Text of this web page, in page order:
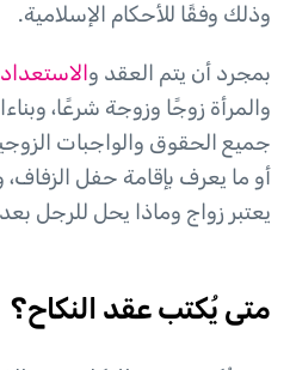
وذلك وفقًا للأحكام الإسلامية.
بمجرد أن يتم العقد و
والمرأة زوجًا وزوجة شرعًا،
جميع الحقوق والواجبات
أو ما يعرف بإقامة حفل
يعتبر زواج وماذا يحل للرجل
متى يُكتب عقد النكاح؟